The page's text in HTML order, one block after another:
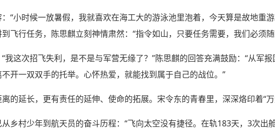
“小时候一放暑假，我就喜欢在海工大的游泳池里泡着，今天算是故地重
飞行任务，陈思麒立刻神情肃然：“指令如山，只要任务需要，我们必须
我这次招飞失利，是不是与军营无缘了？”陈思麒的回答充满鼓励：“从军
开一双双手的托举。心怀热爱，就能找到属于自己的战位。”
的延长，更有责任的延伸、使命的拓展。宋令东的青春里，深深烙印着“万
乡村少年到航天员的奋斗历程：“飞向太空没有捷径。在轨183天，3次出